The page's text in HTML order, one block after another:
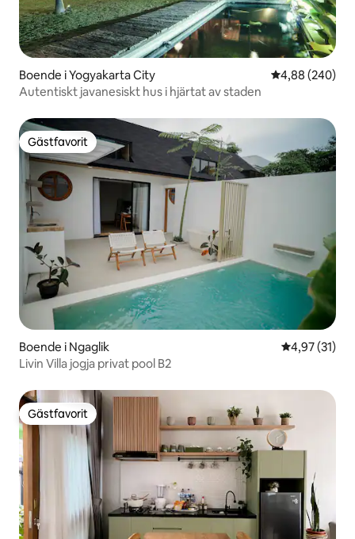
Boende i Yogyakarta City 4,88 av 5 i
4,88 (240)
Autentiskt javanesiskt hus i hjärtat av staden
Gästfavorit
Gästfavorit
Boende i Ngaglik 4,97 av 5 i
4,97 (31)
Livin Villa jogja privat pool B2
Gästfavorit
Gästfavorit